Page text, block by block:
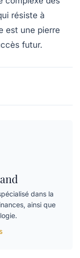
résiste à
est une pierre
futur.
dans la
ainsi que